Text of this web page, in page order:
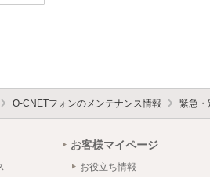
O-CNETフォンのメンテナンス情報 緊急・
お客様マイページ
お役立ち情報